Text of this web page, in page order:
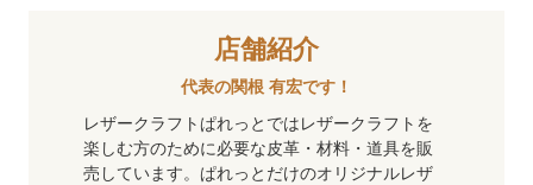
店舗紹介
代表の関根 有宏です！
レザークラフトぱれっとではレザークラフトを
楽しむ方のために必要な皮革・材料・道具を販
売しています。ぱれっとだけのオリジナルレザ